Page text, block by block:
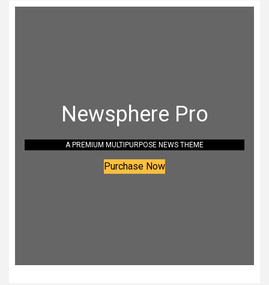
Newsphere Pro
A PREMIUM MULTIPURPOSE NEWS THEME
Purchase Now